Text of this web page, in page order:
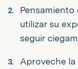
utilizar su
seguir
Aproveche